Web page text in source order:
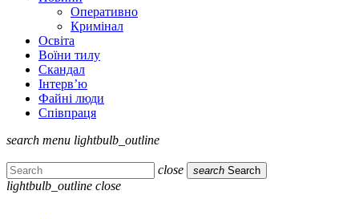
Оперативно
Кримінал
Освіта
Воїни тилу
Скандал
Інтерв’ю
Файні люди
Співпраця
search menu lightbulb_outline
close search Search
lightbulb_outline close